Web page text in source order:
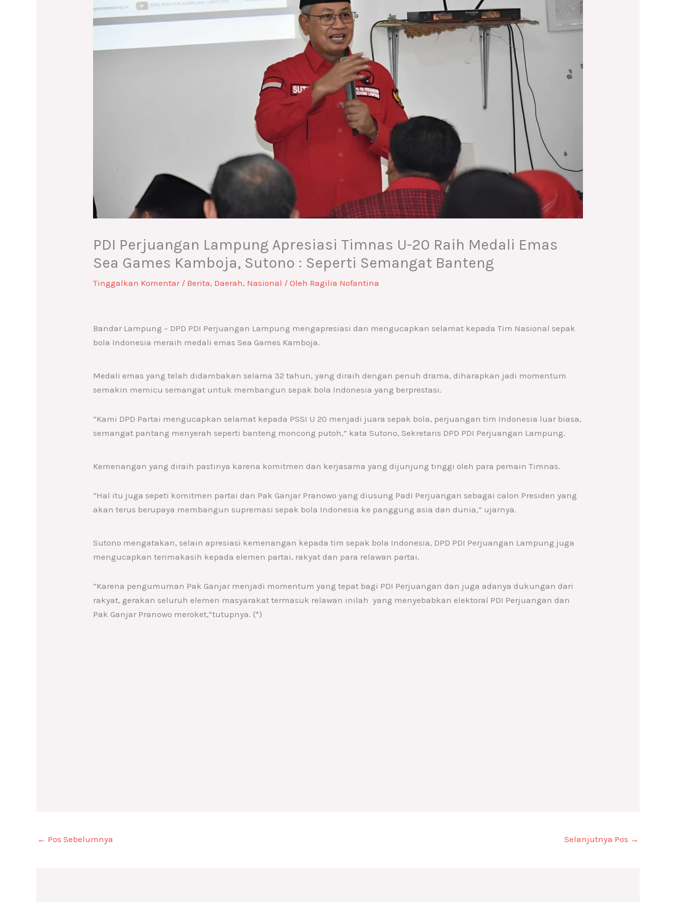
PDI Perjuangan Lampung Apresiasi Timnas U-20 Raih Medali Emas
Sea Games Kamboja, Sutono : Seperti Semangat Banteng
Tinggalkan Komentar / Berita, Daerah, Nasional / Oleh Ragilia Nofantina
Bandar Lampung – DPD PDI Perjuangan Lampung mengapresiasi dan mengucapkan selamat kepada Tim Nasional sepak
bola Indonesia meraih medali emas Sea Games Kamboja.
Medali emas yang telah didambakan selama 32 tahun, yang diraih dengan penuh drama, diharapkan jadi momentum
semakin memicu semangat untuk membangun sepak bola Indonesia yang berprestasi.
“Kami DPD Partai mengucapkan selamat kepada PSSI U 20 menjadi juara sepak bola, perjuangan tim Indonesia luar biasa,
semangat pantang menyerah seperti banteng moncong putoh,” kata Sutono, Sekretaris DPD PDI Perjuangan Lampung.
Kemenangan yang diraih pastinya karena komitmen dan kerjasama yang dijunjung tinggi oleh para pemain Timnas.
“Hal itu juga sepeti komitmen partai dan Pak Ganjar Pranowo yang diusung PadI Perjuangan sebagai calon Presiden yang
akan terus berupaya membangun supremasi sepak bola Indonesia ke panggung asia dan dunia,” ujarnya.
Sutono mengatakan, selain apresiasi kemenangan kepada tim sepak bola Indonesia, DPD PDI Perjuangan Lampung juga
mengucapkan terimakasih kepada elemen partai, rakyat dan para relawan partai.
“Karena pengumuman Pak Ganjar menjadi momentum yang tepat bagi PDI Perjuangan dan juga adanya dukungan dari
rakyat, gerakan seluruh elemen masyarakat termasuk relawan inilah yang menyebabkan elektoral PDI Perjuangan dan
Pak Ganjar Pranowo meroket,”tutupnya. (*)
← Pos Sebelumnya Selanjutnya Pos →